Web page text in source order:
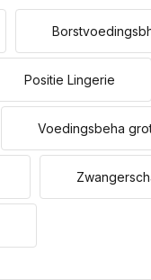
Positie Lingerie
Voedingsbeha